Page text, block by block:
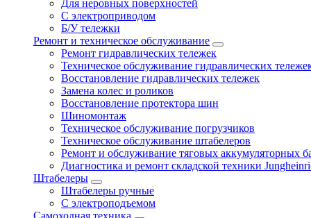
Для неровных поверхностей
С электроприводом
Б/У тележки
Ремонт и техническое обслуживание
Ремонт гидравлических тележек
Техническое обслуживание гидравлических
Восстановление гидравлических тележек
Замена колес и роликов
Восстановление протектора шин
Шиномонтаж
Техническое обслуживание погрузчиков
Техническое обслуживание штабелеров
Ремонт и обслуживание тяговых аккумуляторных
Диагностика и ремонт складской техники
Штабелеры
Штабелеры ручные
С электроподъемом
Самоходная техника